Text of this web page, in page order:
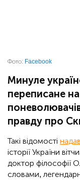
Фото: Facebook
Минуле
переписане
правду про
Такі відомості надав
історії України
доктор філософії
словами,